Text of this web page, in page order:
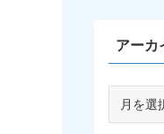
アーカ